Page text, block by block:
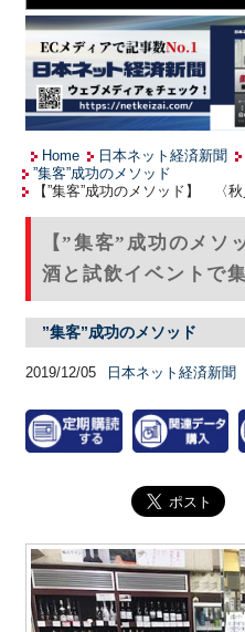
Home 日本ネット経済新聞
”集客”成功のメソッド
【”集客”成功のメソッド】 〈
【”集客”成功のメ
酒と試飲イベントで
”集客”成功のメソッド
2019/12/05 日本ネット経済新聞